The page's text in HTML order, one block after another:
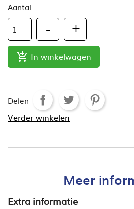
Aantal
 In winkelwagen
Delen
Verder winkelen
Meer
Extra informatie